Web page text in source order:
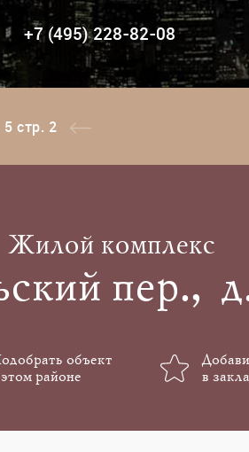
+7 (495) 228-82-08
стр. 2
Жилой комплекс
пер.,
объект
районе
в